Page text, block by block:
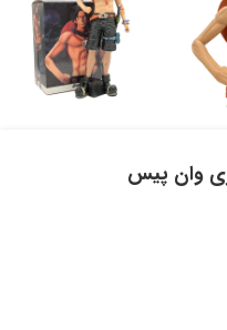
وان پیس